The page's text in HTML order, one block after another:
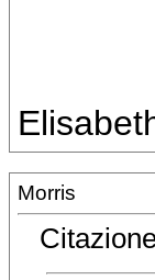
Morris